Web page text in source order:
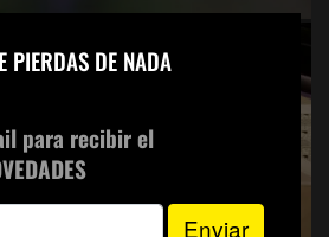
REBELDES: LA GRAN
PIERDAS DE NADA
para recibir el